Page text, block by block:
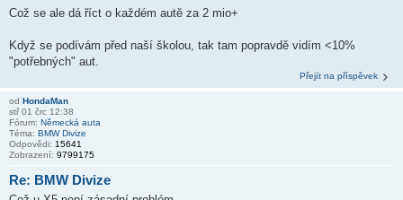
Což se ale dá říct o každém autě za 2 mio+
Když se podívám před naší školou, tak tam popravdě vidím <10%
"potřebných" aut.
Přejít na příspěvek
od HondaMan
stř 01 črc 12:38
Fórum: Německá auta
Téma: BMW Divize
Odpovědi: 15641
Zobrazení: 9799175
Re: BMW Divize